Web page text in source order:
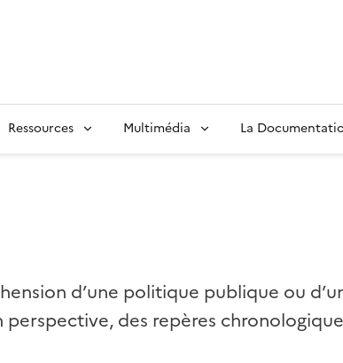
Ressources Multimédia La
d’une politique publique ou
des repères